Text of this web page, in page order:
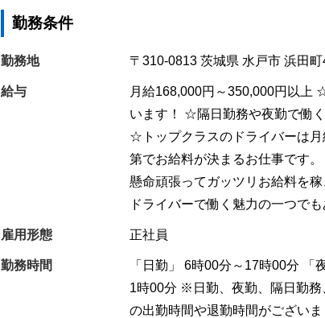
勤務条件
勤務地 〒310-0813 茨城県 水戸市 浜田
給与
月給168,000円～350,000円以上
います！ ☆隔日勤務や夜勤で働
☆トップクラスのドライバーは
第でお給料が決まるお仕事です
懸命頑張ってガッツリお給料を
ドライバーで働く魅力の一つで
雇用形態 正社員
勤務時間
「日勤」 6時00分～17時00分
1時00分 ※日勤、夜勤、隔日勤
の出勤時間や退勤時間がござい